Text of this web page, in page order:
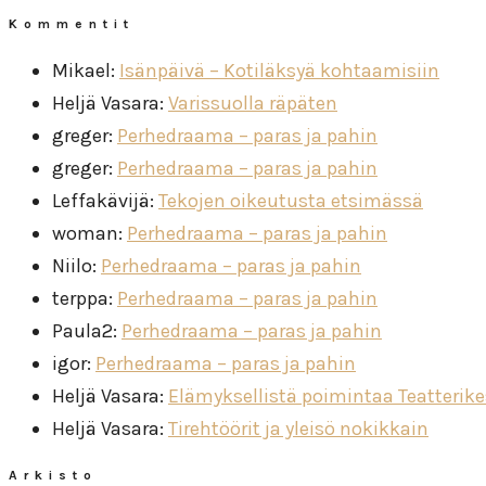
Kommentit
Mikael: Isänpäivä – Kotiläksyä kohtaamisiin
Heljä Vasara: Varissuolla räpäten
greger: Perhedraama – paras ja pahin
greger: Perhedraama – paras ja pahin
Leffakävijä: Tekojen oikeutusta etsimässä
woman: Perhedraama – paras ja pahin
Niilo: Perhedraama – paras ja pahin
terppa: Perhedraama – paras ja pahin
Paula2: Perhedraama – paras ja pahin
igor: Perhedraama – paras ja pahin
Heljä Vasara: Elämyksellistä poimintaa
Heljä Vasara: Tirehtöörit ja yleisö nokikkain
Arkisto